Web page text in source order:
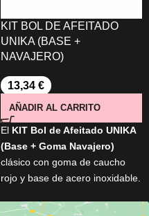
KIT BOL DE AFEITADO
UNIKA (BASE +
NAVAJERO)
13,34 €
AÑADIR AL CARRITO
El KIT Bol de Afeitado UNIKA
(Base + Goma Navajero)
clásico con goma de caucho
rojo y base de acero inoxidable.
navaja sin dañar el filo. Diseño